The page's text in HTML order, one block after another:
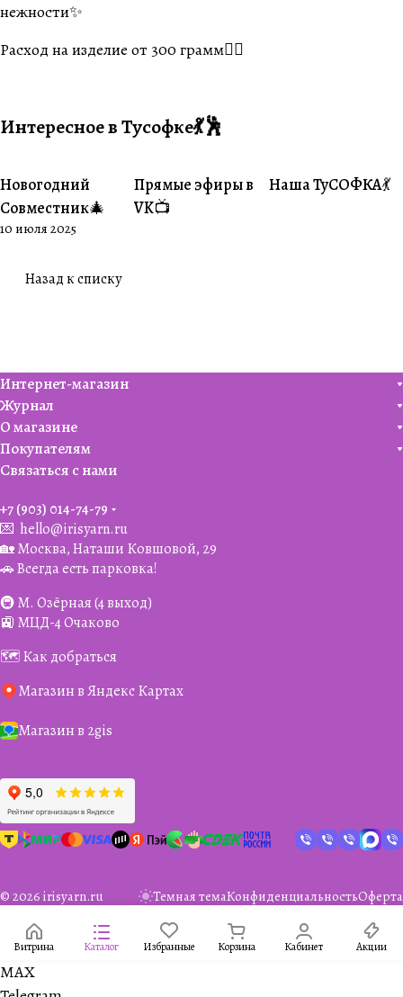
нежности✨
Расход на изделие от 300 грамм👍🏼
Интересное в Тусофке💃🕺
#Совместники
Новогодний
Совместник🎄
10 июля 2025
#Житуха
Прямые эфиры в
VK📺
#Совместники
Наша ТуСОФКА💃
Назад к списку
Интернет-магазин
Журнал
О магазине
Покупателям
Связаться с нами
+7 (903) 014-74-79‬
💌 hello@irisyarn.ru
🏡 Москва, Наташи Ковшовой, 29
🚗 Всегда есть парковка!
🚇 М. Озёрная (4 выход)
🚉 МЦД-4 Очаково
🗺️ Как добраться
Магазин в Яндекс Картах
Магазин в 2gis
© 2026 irisyarn.ru Темная темаКонфиденциальностьОферта
Витрина Каталог Избранные Корзина Кабинет Акции
MAX